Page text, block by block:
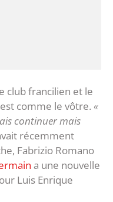
club francilien et le
comme le vôtre. «
continuer mais
récemment
Fabrizio Romano
a une nouvelle
Luis Enrique